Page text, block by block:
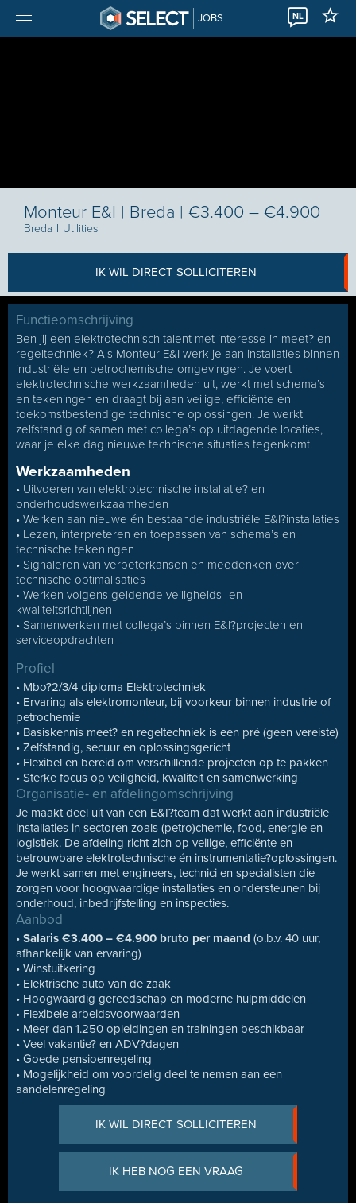
JOBS NL
Monteur E&I | Breda | €3.400 – €4.900
Breda I Utilities
IK WIL DIRECT SOLLICITEREN
Functieomschrijving
Ben jij een elektrotechnisch talent met interesse in meet? en
regeltechniek? Als Monteur E&I werk je aan installaties binnen
industriële en petrochemische omgevingen. Je voert
elektrotechnische werkzaamheden uit, werkt met schema’s
en tekeningen en draagt bij aan veilige, efficiënte en
toekomstbestendige technische oplossingen. Je werkt
zelfstandig of samen met collega’s op uitdagende locaties,
waar je elke dag nieuwe technische situaties tegenkomt.
Werkzaamheden
• Uitvoeren van elektrotechnische installatie? en
onderhoudswerkzaamheden
• Werken aan nieuwe én bestaande industriële E&I?installaties
• Lezen, interpreteren en toepassen van schema’s en
technische tekeningen
• Signaleren van verbeterkansen en meedenken over
technische optimalisaties
• Werken volgens geldende veiligheids- en
kwaliteitsrichtlijnen
• Samenwerken met collega’s binnen E&I?projecten en
serviceopdrachten
Profiel
• Mbo?2/3/4 diploma Elektrotechniek
• Ervaring als elektromonteur, bij voorkeur binnen industrie of
petrochemie
• Basiskennis meet? en regeltechniek is een pré (geen vereiste)
• Zelfstandig, secuur en oplossingsgericht
• Flexibel en bereid om verschillende projecten op te pakken
• Sterke focus op veiligheid, kwaliteit en samenwerking
Organisatie- en afdelingomschrijving
Je maakt deel uit van een E&I?team dat werkt aan industriële
installaties in sectoren zoals (petro)chemie, food, energie en
logistiek. De afdeling richt zich op veilige, efficiënte en
betrouwbare elektrotechnische én instrumentatie?oplossingen.
Je werkt samen met engineers, technici en specialisten die
zorgen voor hoogwaardige installaties en ondersteunen bij
onderhoud, inbedrijfstelling en inspecties.
Aanbod
• Salaris €3.400 – €4.900 bruto per maand (o.b.v. 40 uur,
afhankelijk van ervaring)
• Winstuitkering
• Elektrische auto van de zaak
• Hoogwaardig gereedschap en moderne hulpmiddelen
• Flexibele arbeidsvoorwaarden
• Meer dan 1.250 opleidingen en trainingen beschikbaar
• Veel vakantie? en ADV?dagen
• Goede pensioenregeling
• Mogelijkheid om voordelig deel te nemen aan een
aandelenregeling
IK WIL DIRECT SOLLICITEREN
IK HEB NOG EEN VRAAG